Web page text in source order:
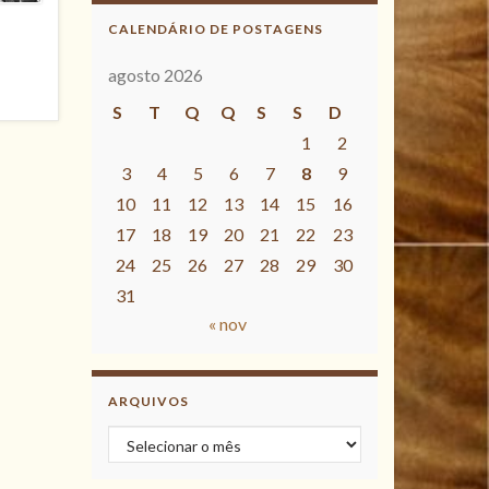
CALENDÁRIO DE POSTAGENS
agosto 2026
S
T Q Q S S
D
1
2
3
4 5 6 7 8
9
10
11 12 13 14 15
16
17
18 19 20 21 22
23
24
25 26 27 28 29
30
31
« nov
ARQUIVOS
Arquivos